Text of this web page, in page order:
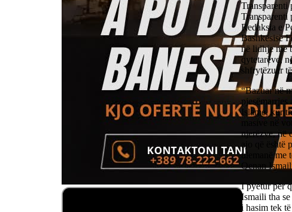
Transparenti
Redaksia e
Bashkësisë
në lidhje me
qytetarëve,
shfrytëzuar
“Bazuar në
pjesëmarrjes
Islame, kur
masive në
njerëzve, në
ajo që është
ulemanë me
Qenan
I pyetur për
Ismaili tha
i hasim tek